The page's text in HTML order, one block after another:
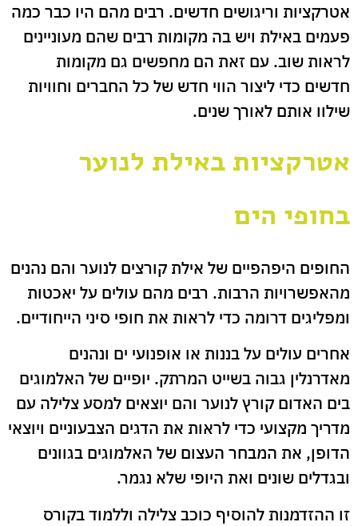
אטרקציות וריגושים חדשים. רבים מהם היו כבר כמה
פעמים באילת ויש בה מקומות רבים שהם מעוניינים
לראות שוב. עם זאת הם מחפשים גם מקומות
חדשים כדי ליצור הווי חדש של כל החברים וחוויות
שילוו אותם לאורך שנים.
אטרקציות באילת לנוער
בחופי הים
החופים היפהפיים של אילת קורצים לנוער והם נהנים
מהאפשרויות הרבות. רבים מהם עולים על יאכטות
ומפליגים דרומה כדי לראות את חופי סיני הייחודיים.
אחרים עולים על בננות או אופנועי ים ונהנים
מאדרנלין גבוה בשייט המרתק. יופיים של האלמוגים
בים האדום קורץ לנוער והם יוצאים למסע צלילה עם
מדריך מקצועי כדי לראות את הדגים הצבעוניים ויוצאי
הדופן, את המבחר העצום של האלמוגים בגוונים
ובגדלים שונים ואת היופי שלא נגמר.
זו ההזדמנות להוסיף כוכב צלילה וללמוד בקורס